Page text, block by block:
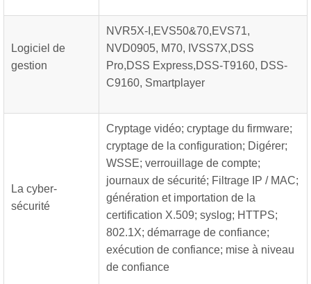
Logiciel de
gestion
NVR5X-I,EVS50&70,EVS71,
NVD0905, M70, IVSS7X,DSS
Pro,DSS Express,DSS-T9160, DSS-
C9160, Smartplayer
La cyber-
sécurité
Cryptage vidéo; cryptage du firmware;
cryptage de la configuration; Digérer;
WSSE; verrouillage de compte;
journaux de sécurité; Filtrage IP / MAC;
génération et importation de la
certification X.509; syslog; HTTPS;
802.1X; démarrage de confiance;
exécution de confiance; mise à niveau
de confiance